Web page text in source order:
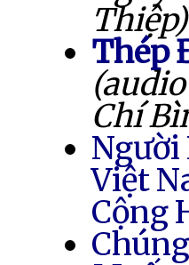
Thiệp)
Thép
Chí
Việt
Cộng